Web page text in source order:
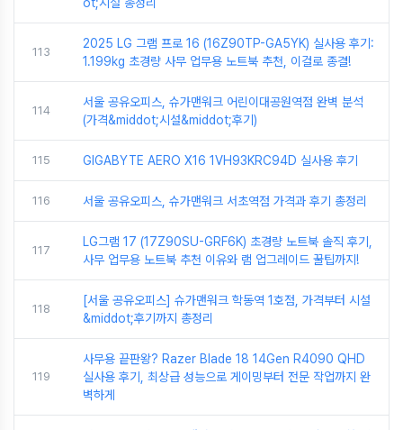
ot;시설 총정리
113
2025 LG 그램 프로 16 (16Z90TP-GA5YK) 실사용 후기:
1.199kg 초경량 사무 업무용 노트북 추천, 이걸로 종결!
114
서울 공유오피스, 슈가맨워크 어린이대공원역점 완벽 분석
(가격&middot;시설&middot;후기)
115 GIGABYTE AERO X16 1VH93KRC94D 실사용 후기
116 서울 공유오피스, 슈가맨워크 서초역점 가격과 후기 총정리
117
LG그램 17 (17Z90SU-GRF6K) 초경량 노트북 솔직 후기,
사무 업무용 노트북 추천 이유와 램 업그레이드 꿀팁까지!
118
[서울 공유오피스] 슈가맨워크 학동역 1호점, 가격부터 시설
&middot;후기까지 총정리
119
사무용 끝판왕? Razer Blade 18 14Gen R4090 QHD
실사용 후기, 최상급 성능으로 게이밍부터 전문 작업까지 완
벽하게